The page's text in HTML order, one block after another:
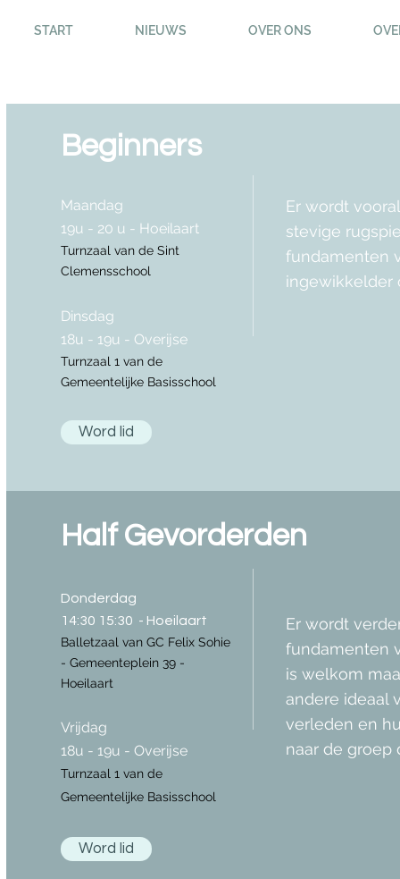
START NIEUWS OVER ONS
Beginners
Maandag
19u - 20 u - Hoeilaart
Turnzaal van de Sint
Clemensschool
Dinsdag
18u - 19u - Overijse
Turnzaal 1 van de
Gemeentelijke Basisschool
Er wordt
stevige
fundamenten
ingewikkelder
Word lid
Half Gevorderden
Donderdag
14:30 15:30 - Hoeilaart
Balletzaal van GC Felix Sohie
- Gemeenteplein 39 -
Hoeilaart
Vrijdag
18u - 19u - Overijse
Turnzaal 1 van de
Gemeentelijke Basisschool
Er wordt
fundamenten
is welkom
andere ideaal
verleden en
naar de groep
Word lid